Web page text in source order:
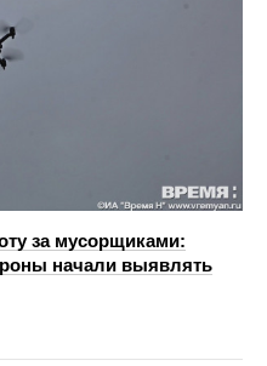
за мусорщиками:
начали выявлять